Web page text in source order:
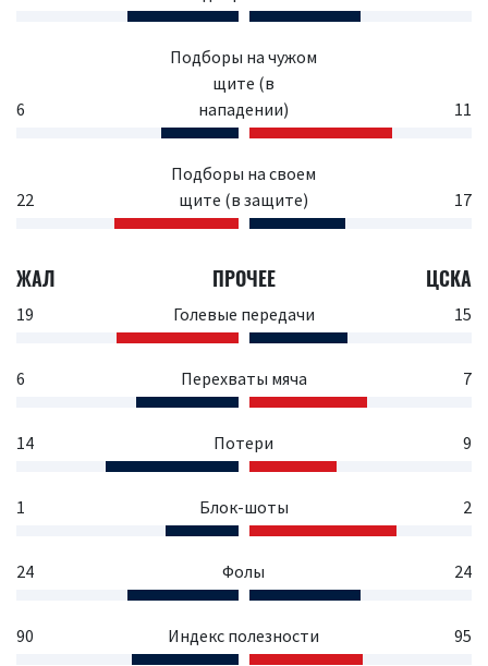
6
Подборы на чужом
щите (в
нападении)
11
22
Подборы на своем
щите (в защите)
17
ЖАЛ ПРОЧЕЕ ЦСКА
19 Голевые передачи 15
6 Перехваты мяча 7
14 Потери 9
1 Блок-шоты 2
24 Фолы 24
90 Индекс полезности 95